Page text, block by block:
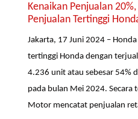
Kenaikan Penjualan
Penjualan Tertinggi
Jakarta, 17 Juni 2024 –
tertinggi Honda dengan
4.236 unit atau sebesar 54%
pada bulan Mei 2024. Secara
Motor mencatat penjualan